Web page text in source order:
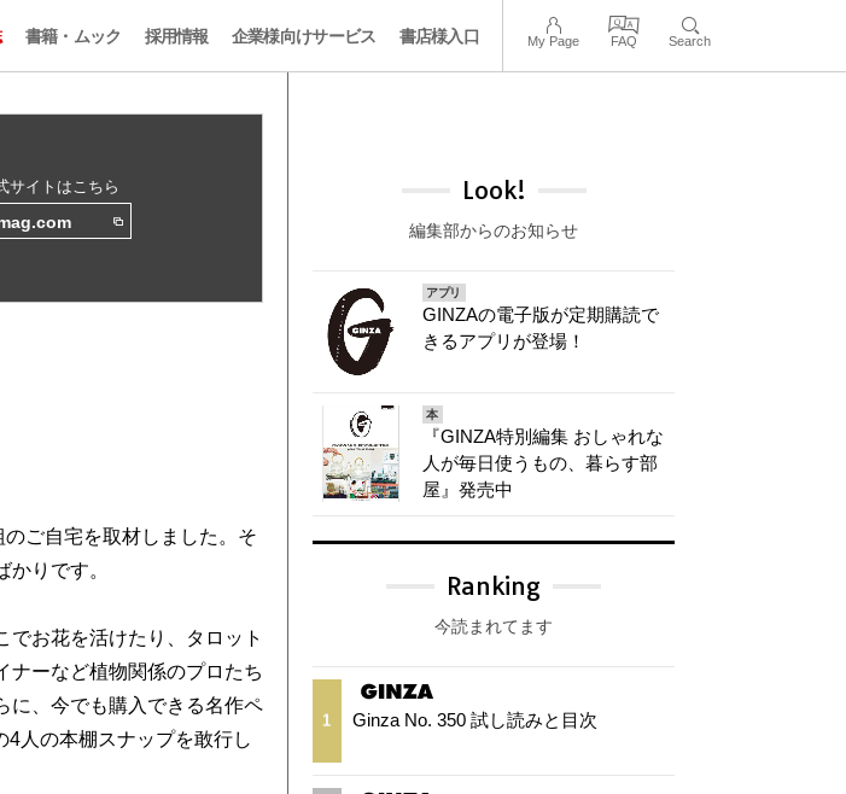
書籍・ムック 採用情報 企業様向けサービス 書店様入口 My Page FAQ Search
サイトはこちら
ご自宅を取材しました。そ
りです。
お花を活けたり、タロット
ナーなど植物関係のプロたち
に、今でも購入できる名作ペ
人の本棚スナップを敢行し
Look!
編集部からのお知らせ
アプリ
GINZAの電子版が定期購読で
きるアプリが登場！
本
『GINZA特別編集 おしゃれな
人が毎日使うもの、暮らす部
屋』発売中
Ranking
今読まれてます
1 Ginza No. 350 試し読みと目次